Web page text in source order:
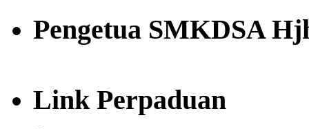
Pengetua SMKDSA
Link Perpaduan